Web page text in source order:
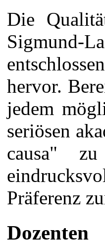
Die
Sigmund-
hervor.
jedem
seriösen
causa"
Präferenz
Dozenten